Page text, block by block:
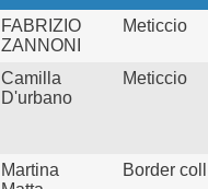
FABRIZIO
ZANNONI
Meticcio
Camilla
D'urbano
Meticcio
Martina
Border